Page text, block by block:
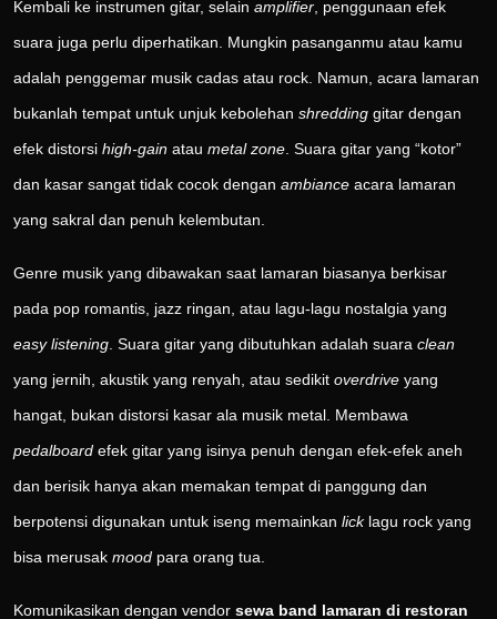
Kembali ke instrumen gitar, selain amplifier , penggunaan efek
suara juga perlu diperhatikan. Mungkin pasanganmu atau kamu
adalah penggemar musik cadas atau rock. Namun, acara lamaran
bukanlah tempat untuk unjuk kebolehan shredding gitar dengan
efek distorsi high-gain atau metal zone . Suara gitar yang “kotor”
dan kasar sangat tidak cocok dengan ambiance acara lamaran
yang sakral dan penuh kelembutan.
Genre musik yang dibawakan saat lamaran biasanya berkisar
pada pop romantis, jazz ringan, atau lagu-lagu nostalgia yang
easy listening . Suara gitar yang dibutuhkan adalah suara clean
yang jernih, akustik yang renyah, atau sedikit overdrive yang
hangat, bukan distorsi kasar ala musik metal. Membawa
pedalboard efek gitar yang isinya penuh dengan efek-efek aneh
dan berisik hanya akan memakan tempat di panggung dan
berpotensi digunakan untuk iseng memainkan licklagu rock yang
bisa merusak mood para orang tua.
Komunikasikan dengan vendor sewa band lamaran di restoran